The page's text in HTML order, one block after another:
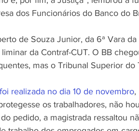
dos Funcionários do Banco do
de Souza Junior, da 6ª Vara
da Contraf-CUT. O BB
mas o Tribunal Superior do
realizada no dia 10 de novembro,
os trabalhadores, não
pedido, a magistrada ressaltou